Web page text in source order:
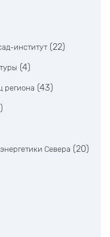
институт (22)
(4)
региона (43)
Севера (20)